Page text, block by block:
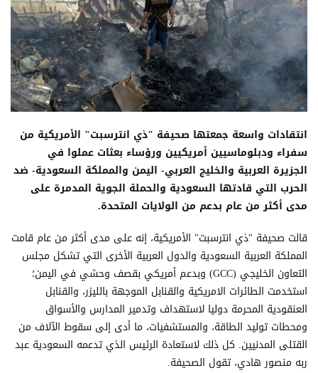
انتقادات واسعة جمعتها صحيفة "ذي انترسبت" الأمريكية من
سفراء ودبلوماسيين أمريكيين ورؤساء بعثات عملوا في
الجزيرة العربية والخليج العربي- اليمن والمملكة السعودية- ضد
الحرب التي قادتها السعودية والحملة الجوية المدمرة على
مدى أكثر من عام بدعم من الولايات المتحدة.
قالت صحيفة "ذي انترسبت" الأمريكية، إنه على مدى أكثر من عام قامت
المملكة العربية السعودية والدول العربية الأخرى التي تشكل مجلس
التعاون الخليجي (GCC) وبدعم أمريكي بقصف وحشي في اليمن؛
استخدمت الطائرات الامريكية والقنابل الموجهة بالليزر، والقنابل
العنقودية المحرمة دوليا لاستهداف وتدمير المدارس والأسواق
ومحطات توليد الطاقة، والمستشفيات، ما أدى إلى سقوط الآلاف من
القتلى المدنيين. كل ذلك لاستعادة الرئيس الذي تدعمه السعودية عبد
ربه منصور هادي، تقول الصحيفة.